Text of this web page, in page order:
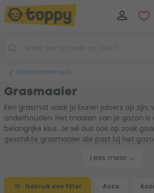
Gazononderhoud
Grasmaaier
Een grasmat waar je buren jaloers op zijn,
onderhouden. Het maaien van je gazon
belangrijke klus. Je wil dus ook op zoek
geschikte grasmaaier die past bij het
aan de slag? Of kies
grasmaaier
Lees meer
Gebruik een filter Accu